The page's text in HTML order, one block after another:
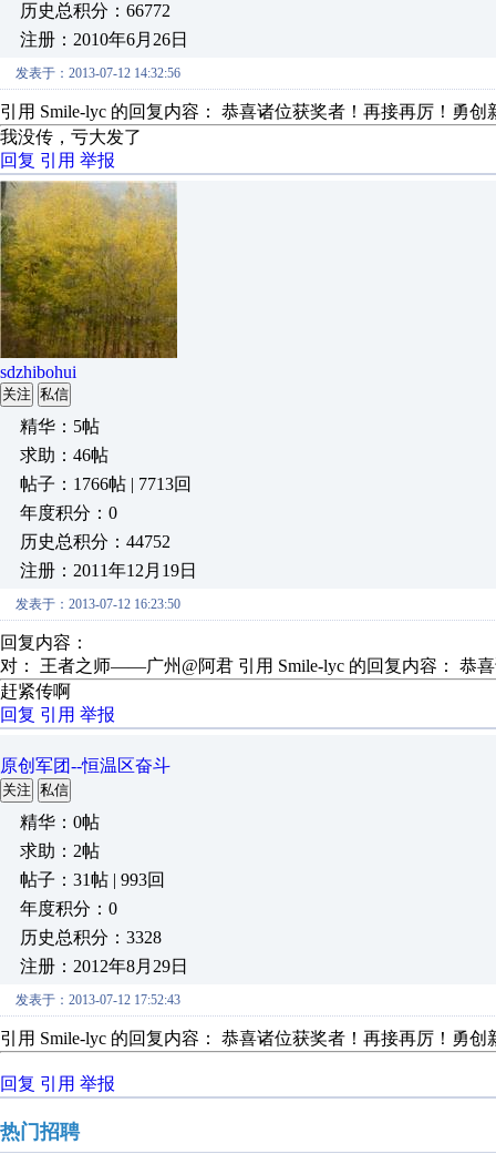
历史总积分：66772
注册：2010年6月26日
发表于：2013-07-12 14:32:56
引用 Smile-lyc 的回复内容： 恭喜诸位获奖者！再接再厉！勇创
我没传，亏大发了
回复 引用 举报
sdzhibohui
关注 私信
精华：5帖
求助：46帖
帖子：1766帖 | 7713回
年度积分：0
历史总积分：44752
注册：2011年12月19日
发表于：2013-07-12 16:23:50
回复内容：
对： 王者之师——广州@阿君 引用 Smile-lyc 的回复内容： 恭
赶紧传啊
回复 引用 举报
原创军团--恒温区奋斗
关注 私信
精华：0帖
求助：2帖
帖子：31帖 | 993回
年度积分：0
历史总积分：3328
注册：2012年8月29日
发表于：2013-07-12 17:52:43
引用 Smile-lyc 的回复内容： 恭喜诸位获奖者！再接再厉！勇创
回复 引用 举报
热门招聘